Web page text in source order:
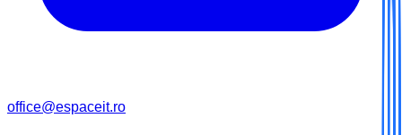
office@espaceit.ro